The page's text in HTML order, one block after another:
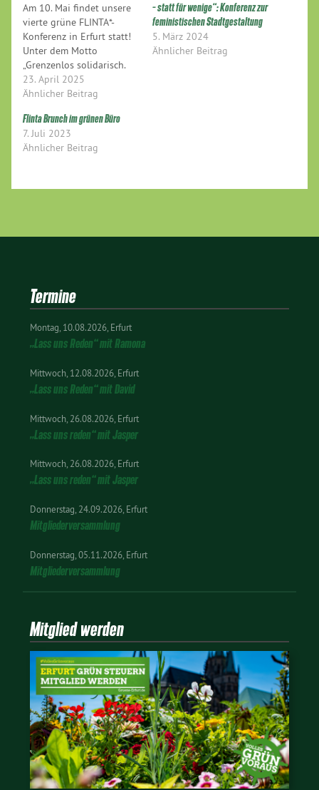
Am 10. Mai findet unsere
vierte grüne FLINTA*-
Konferenz in Erfurt statt!
Unter dem Motto
„Grenzenlos solidarisch.
Feministische Kämpfe
verbinden.“ blicken wir auf
Erfahrungen von
Diskriminierung weltweit.
Ob mutiger Widerstand
oder rechte Angriffe in
patriarchale, autoritäre
23. April 2025
Ähnlicher Beitrag
– statt für wenige“: Konferenz zur
feministischen Stadtgestaltung
5. März 2024
Ähnlicher Beitrag
Flinta Brunch im grünen Büro
7. Juli 2023
Ähnlicher Beitrag
Termine
Montag 10.08.2026 Erfurt
„Lass uns Reden“ mit Ramona
Mittwoch 12.08.2026 Erfurt
„Lass uns Reden“ mit David
Mittwoch 26.08.2026 Erfurt
„Lass uns reden“ mit Jasper
Mittwoch 26.08.2026 Erfurt
„Lass uns reden“ mit Jasper
Donnerstag 24.09.2026 Erfurt
Mitgliederversammlung
Donnerstag 05.11.2026 Erfurt
Mitgliederversammlung
Mitglied werden